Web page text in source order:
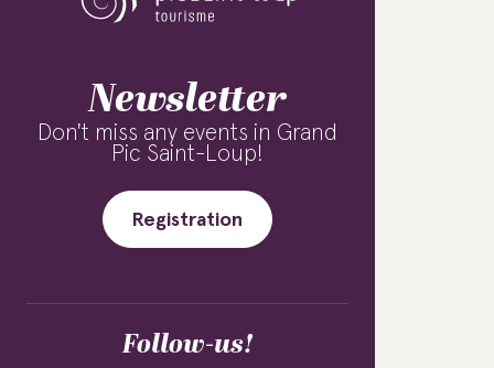
Newsletter
Don't miss any events in Grand
Pic Saint-Loup!
Registration
Follow-us!